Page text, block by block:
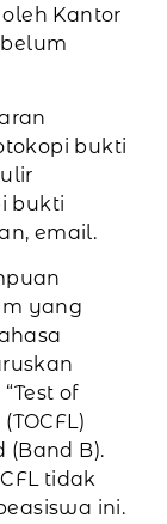
Kantor
bukti
bukti
email.
yang
of
(Band B).
tidak
ini.